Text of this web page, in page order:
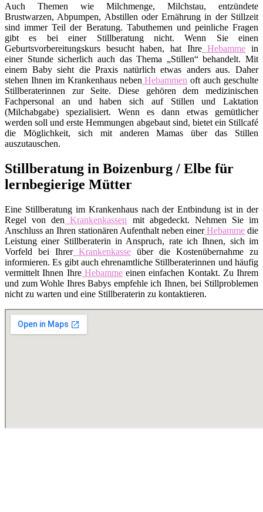
Auch Themen wie Milchmenge, Milchstau, entzündete
Brustwarzen, Abpumpen, Abstillen oder Ernährung in der Stillzeit
sind immer Teil der Beratung. Tabuthemen und peinliche Fragen
gibt es bei einer Stillberatung nicht. Wenn Sie einen
Geburtsvorbereitungskurs besucht haben, hat IhreHebamme in
einer Stunde sicherlich auch das Thema „Stillen“ behandelt. Mit
einem Baby sieht die Praxis natürlich etwas anders aus. Daher
stehen Ihnen im Krankenhaus neben Hebammen oft auch geschulte
Stillberaterinnen zur Seite. Diese gehören dem medizinischen
Fachpersonal an und haben sich auf Stillen und Laktation
(Milchabgabe) spezialisiert. Wenn es dann etwas gemütlicher
werden soll und erste Hemmungen abgebaut sind, bietet ein Stillcafé
die Möglichkeit, sich mit anderen Mamas über das Stillen
auszutauschen.
Stillberatung in Boizenburg / Elbe für
lernbegierige Mütter
Eine Stillberatung im Krankenhaus nach der Entbindung ist in der
Regel von den Krankenkassen mit abgedeckt. Nehmen Sie im
Anschluss an Ihren stationären Aufenthalt neben einerHebamme die
Leistung einer Stillberaterin in Anspruch, rate ich Ihnen, sich im
Vorfeld bei IhrerKrankenkasse über die Kostenübernahme zu
informieren. Es gibt auch ehrenamtliche Stillberaterinnen und häufig
vermittelt Ihnen IhreHebammeeinen einfachen Kontakt. Zu Ihrem
und zum Wohle Ihres Babys empfehle ich Ihnen, bei Stillproblemen
nicht zu warten und eine Stillberaterin zu kontaktieren.